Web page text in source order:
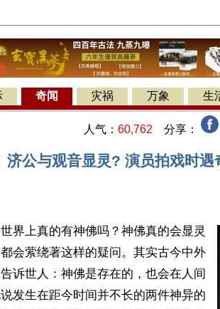
奇闻 灾祸 万象 生
人气： 60,762 分享：
济公与观音显灵? 演员拍戏时遇
界上真的有神佛吗？神佛真的会显灵
会萦绕著这样的疑问。其实古今中外
诉世人：神佛是存在的，也会在人间
发生在距今时间并不长的两件神异的